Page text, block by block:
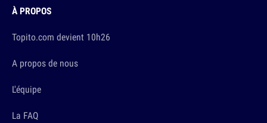
À PROPOS
Topito.com devient 10h26
A propos de nous
L'équipe
La FAQ